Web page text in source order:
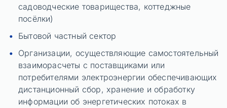
садоводческие товарищества, коттеджные
посёлки)
Бытовой частный сектор
Организации, осуществляющие самостоятельный
взаиморасчеты с поставщиками или
потребителями электроэнергии обеспечивающих
дистанционный сбор, хранение и обработку
информации об энергетических потоках в